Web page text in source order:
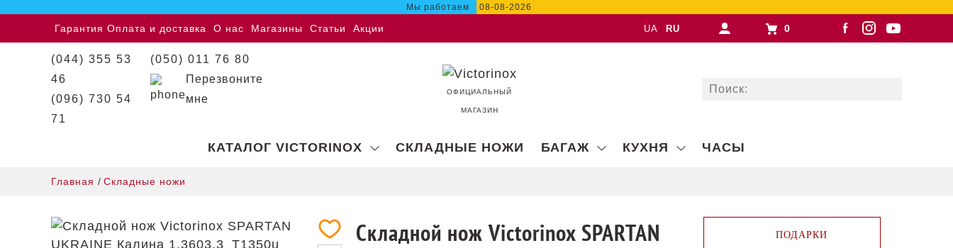
Мы работаем 08-08-2026
Гарантия Оплата и доставка О нас Магазины Статьи Акции UA RU 0
(044) 355 53
46
(096) 730 54
71
(050) 011 76 80
Перезвоните
мне
ОФИЦИАЛЬНЫЙ
МАГАЗИН
КАТАЛОГ VICTORINOX СКЛАДНЫЕ НОЖИ БАГАЖ КУХНЯ ЧАСЫ
Главная / Складные ножи
Складной нож Victorinox SPARTAN
ПОДАРКИ